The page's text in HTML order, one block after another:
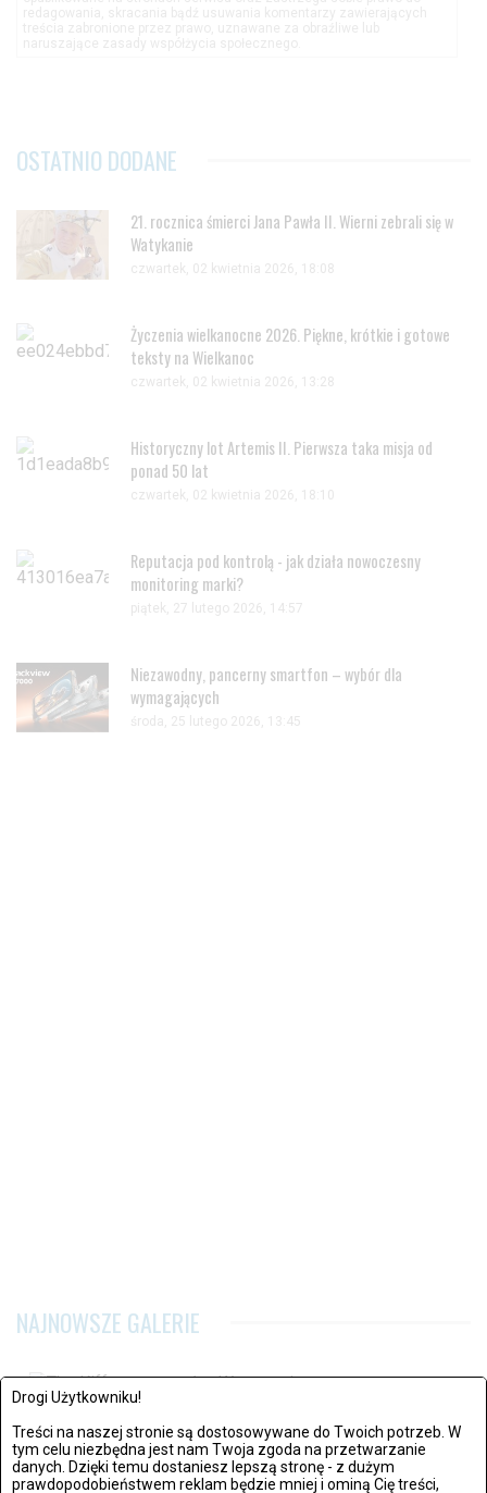
Drogi Użytkowniku!
Treści na naszej stronie są dostosowywane do Twoich potrzeb. W
tym celu niezbędna jest nam Twoja zgoda na przetwarzanie
danych. Dzięki temu dostaniesz lepszą stronę - z dużym
prawdopodobieństwem reklam będzie mniej i ominą Cię treści,
OSTATNIO DODANE
21. rocznica śmierci Jana Pawła II. Wierni zebrali się w
Watykanie
czwartek, 02 kwietnia 2026, 18:08
Życzenia wielkanocne 2026. Piękne, krótkie i gotowe
teksty na Wielkanoc
czwartek, 02 kwietnia 2026, 13:28
Historyczny lot Artemis II. Pierwsza taka misja od
ponad 50 lat
czwartek, 02 kwietnia 2026, 18:10
Reputacja pod kontrolą - jak działa nowoczesny
monitoring marki?
piątek, 27 lutego 2026, 14:57
Niezawodny, pancerny smartfon – wybór dla
wymagających
środa, 25 lutego 2026, 13:45
NAJNOWSZE GALERIE
Warszawa: The Kiffness zagrał w Warszawie
Zdjęć: 21